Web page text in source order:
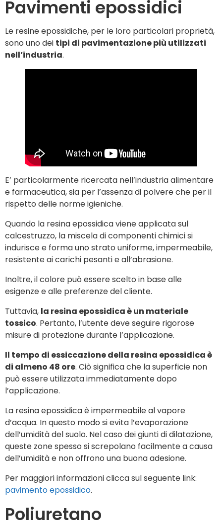
Pavimenti epossidici
Le resine epossidiche, per le loro particolari proprietà,
sono uno dei tipi di pavimentazione più utilizzati
nell’industria.
E’ particolarmente ricercata nell’industria alimentare
e farmaceutica, sia per l’assenza di polvere che per il
rispetto delle norme igieniche.
Quando la resina epossidica viene applicata sul
calcestruzzo, la miscela di componenti chimici si
indurisce e forma uno strato uniforme, impermeabile,
resistente ai carichi pesanti e all’abrasione.
Inoltre, il colore può essere scelto in base alle
esigenze e alle preferenze del cliente.
Tuttavia, la resina epossidica è un materiale
tossico. Pertanto, l’utente deve seguire rigorose
misure di protezione durante l’applicazione.
Il tempo di essiccazione della resina epossidica è
di almeno 48 ore. Ciò significa che la superficie non
può essere utilizzata immediatamente dopo
l’applicazione.
La resina epossidica è impermeabile al vapore
d’acqua. In questo modo si evita l’evaporazione
dell’umidità del suolo. Nel caso dei giunti di dilatazione,
queste zone spesso si screpolano facilmente a causa
dell’umidità e non offrono una buona adesione.
Per maggiori informazioni clicca sul seguente link:
pavimento epossidico.
Poliuretano